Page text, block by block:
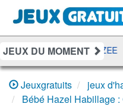
JEUX DU MOMENT
JETX YAHTZEE
Jeuxgratuits
jeux
Bébé Hazel Habillage